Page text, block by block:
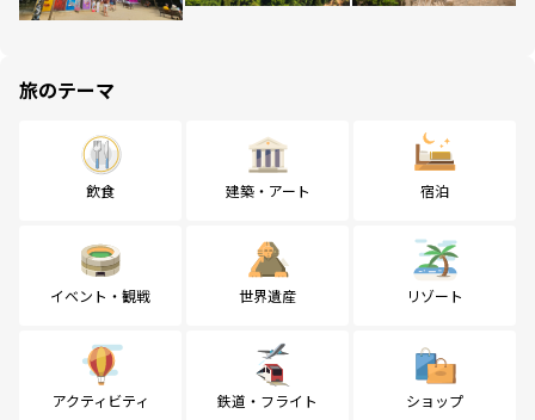
旅のテーマ
飲食 建築・アート 宿泊
イベント・観戦 世界遺産 リゾート
アクティビティ 鉄道・フライト ショップ